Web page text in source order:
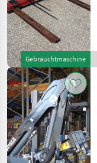
Still
5
Jungheinrich
2
Toyota
2
MAN
1
Alle 8
anzeigen
MARKTPLATZ
Gebrauchtmaschine